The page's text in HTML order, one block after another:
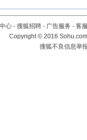
心 - 搜狐招聘 - 广告服务 - 客
Copyright©2016
搜狐不良信息举